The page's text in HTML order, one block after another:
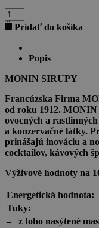
množstvo
WINTER
SYRUP
Pridať do košíka
Popis
MONIN SIRUPY
Francúzska Firma
od roku 1912.
ovocných a
a konzervačné látky.
prinášajú inováciu a
cocktailov, kávových
Výživové hodnoty na
Energetická hodnota:
Tuky:
– z toho nasýtené